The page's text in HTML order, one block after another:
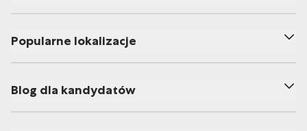
Popularne lokalizacje
Blog dla kandydatów